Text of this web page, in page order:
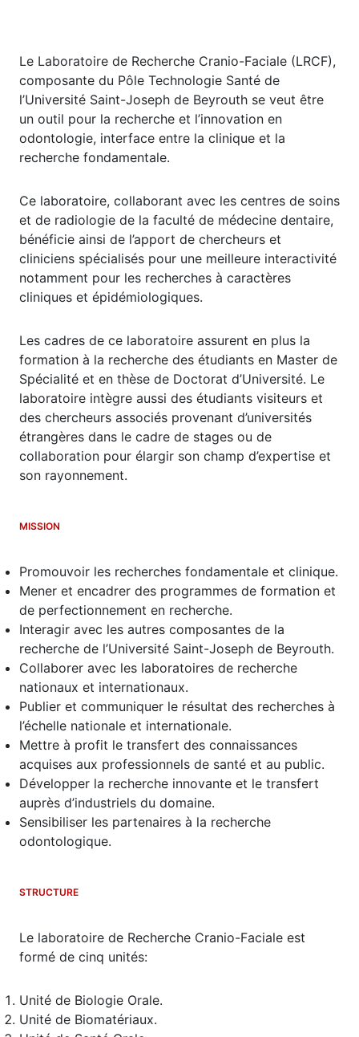
Le Laboratoire de Recherche Cranio-Faciale (LRCF),
composante du Pôle Technologie Santé de
l’Université Saint-Joseph de Beyrouth se veut être
un outil pour la recherche et l’innovation en
odontologie, interface entre la clinique et la
recherche fondamentale.
Ce laboratoire, collaborant avec les centres de soins
et de radiologie de la faculté de médecine dentaire,
bénéficie ainsi de l’apport de chercheurs et
cliniciens spécialisés pour une meilleure interactivité
notamment pour les recherches à caractères
cliniques et épidémiologiques.
Les cadres de ce laboratoire assurent en plus la
formation à la recherche des étudiants en Master de
Spécialité et en thèse de Doctorat d’Université. Le
laboratoire intègre aussi des étudiants visiteurs et
des chercheurs associés provenant d’universités
étrangères dans le cadre de stages ou de
collaboration pour élargir son champ d’expertise et
son rayonnement.
MISSION
Promouvoir les recherches fondamentale et clinique.
Mener et encadrer des programmes de formation et
de perfectionnement en recherche.
Interagir avec les autres composantes de la
recherche de l’Université Saint-Joseph de Beyrouth.
Collaborer avec les laboratoires de recherche
nationaux et internationaux.
Publier et communiquer le résultat des recherches à
l’échelle nationale et internationale.
Mettre à profit le transfert des connaissances
acquises aux professionnels de santé et au public.
Développer la recherche innovante et le transfert
auprès d’industriels du domaine.
Sensibiliser les partenaires à la recherche
odontologique.
STRUCTURE
Le laboratoire de Recherche Cranio-Faciale est
formé de cinq unités:
Unité de Biologie Orale.
Unité de Biomatériaux.